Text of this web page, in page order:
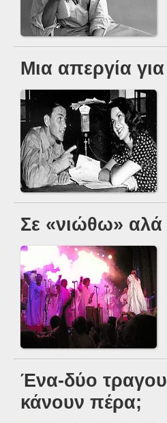
Μια απεργία
Σε «νιώθω» αλά
Ένα-δύο
κάνουν πέρα;